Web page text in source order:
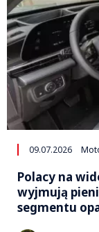
09.07.2026
Polacy na
wyjmują
segmentu